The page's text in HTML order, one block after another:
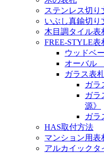
ステンレス切り
いぶし真鍮切り
木目調タイル表
FREE-STYLE表
ウッドベ
オーバル
ガラス表
ガラ
ガラ
源》
ガラ
HAS取付方法
マンション用表
アルカイックタ